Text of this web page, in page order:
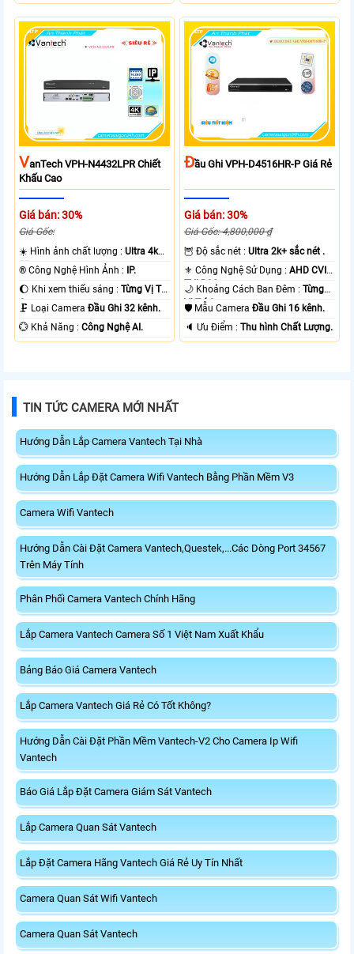
VAnTech VPH-N4432LPR Chiết
Khấu Cao
Giá bán: 30%
Giá Gốc:
☀️ Hình ảnh chất lượng :Ultra 4k
👍🏾 .
®️ Công Nghệ Hình Ảnh : IP.
🌔 Khi xem thiếu sáng :Từng Vị Trí
Camera .
🗜️ Loại CameraĐầu Ghi 32 kênh.
️💮 Khả Năng :Công Nghệ AI.
ĐẦu Ghi VPH-D4516HR-P Giá Rẻ
Giá bán: 30%
Giá Gốc: 4,800,000 ₫
🦉 Độ sắc nét :Ultra 2k+ sắc nét .
⚜️ Công Nghệ Sử Dụng :AHD CVI
TVI BCS.
🌙 Khoảng Cách Ban Đêm :Từng
Vị Trí Camera .
🛡 Mẫu CameraĐầu Ghi 16 kênh.
️🔈 Ưu Điểm :Thu hình Chất Lượng.
TIN TỨC CAMERA MỚI NHẤT
Hướng Dẫn Lắp Camera Vantech Tại Nhà
Hướng Dẫn Lắp Đặt Camera Wifi Vantech Bằng Phần Mềm V3
Camera Wifi Vantech
Hướng Dẫn Cài Đặt Camera Vantech,Questek,...Các Dòng Port 34567
Trên Máy Tính
Phân Phối Camera Vantech Chính Hãng
Lắp Camera Vantech Camera Số 1 Việt Nam Xuất Khẩu
Bảng Báo Giá Camera Vantech
Lắp Camera Vantech Giá Rẻ Có Tốt Không?
Hướng Dẫn Cài Đặt Phần Mềm Vantech-V2 Cho Camera Ip Wifi
Vantech
Báo Giá Lắp Đặt Camera Giám Sát Vantech
Lắp Camera Quan Sát Vantech
Lắp Đặt Camera Hãng Vantech Giá Rẻ Uy Tín Nhất
Camera Quan Sát Wifi Vantech
Camera Quan Sát Vantech